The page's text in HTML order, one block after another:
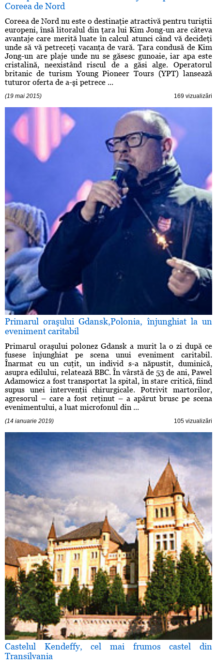
Coreea de Nord
Coreea de Nord nu este o destinaţie atractivă pentru turiştii
europeni, însă litoralul din ţara lui Kim Jong-un are câteva
avantaje care merită luate în calcul atunci când vă decideţi
unde să vă petreceţi vacanţa de vară. Ţara condusă de Kim
Jong-un are plaje unde nu se găsesc gunoaie, iar apa este
cristalină, neexistând riscul de a găsi alge. Operatorul
britanic de turism Young Pioneer Tours (YPT) lansează
tuturor oferta de a-şi petrece ...
(19 mai 2015) 169 vizualizări
Primarul oraşului Gdansk,Polonia, înjunghiat la un
eveniment caritabil
Primarul oraşului polonez Gdansk a murit la o zi după ce
fusese înjunghiat pe scena unui eveniment caritabil.
Înarmat cu un cuţit, un individ s-a năpustit, duminică,
asupra edilului, relatează BBC. În vârstă de 53 de ani, Pawel
Adamowicz a fost transportat la spital, în stare critică, fiind
supus unei intervenţii chirurgicale. Potrivit martorilor,
agresorul – care a fost reţinut – a apărut brusc pe scena
evenimentului, a luat microfonul din ...
(14 ianuarie 2019) 105 vizualizări
Castelul Kendeffy, cel mai frumos castel din
Transilvania